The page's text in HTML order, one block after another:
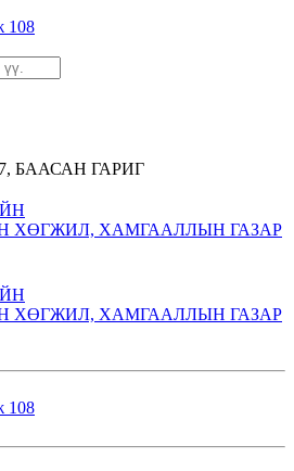
108
БААСАН ГАРИГ
ХӨГЖИЛ, ХАМГААЛЛЫН ГАЗАР
ХӨГЖИЛ, ХАМГААЛЛЫН ГАЗАР
108